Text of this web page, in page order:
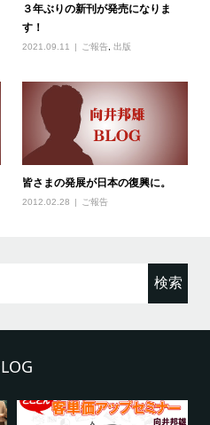
３年ぶりの新刊が発売になりま
す！
2021.09.11 ご報告,出版
皆さまの発展が日本の復興に。
2012.02.28 ご報告